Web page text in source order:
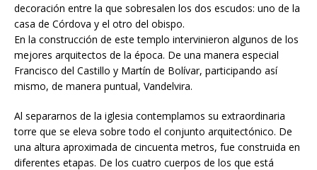
decoración entre la que sobresalen los dos escudos: uno de la
casa de Córdova y el otro del obispo.
En la construcción de este templo intervinieron algunos de los
mejores arquitectos de la época. De una manera especial
Francisco del Castillo y Martín de Bolívar, participando así
mismo, de manera puntual, Vandelvira.
Al separarnos de la iglesia contemplamos su extraordinaria
torre que se eleva sobre todo el conjunto arquitectónico. De
una altura aproximada de cincuenta metros, fue construida en
diferentes etapas. De los cuatro cuerpos de los que está